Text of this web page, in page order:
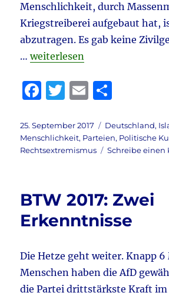
Menschlichkeit, durch
Kriegstreiberei aufgebaut hat,
abzutragen. Es gab keine
…„Viele fühlen sich berufen, …“
weiterlesen
F
c
e
o
k
T
it
te
E
ai
l
le
n
Veröffentlicht
am
25. September 2017 Kategorien
Deutschland,
Menschlichkeit, Parteien, Politische
Rechtsextremismus
Schreibe einen
BTW 2017: Zwei
Erkenntnisse
Die Hetze geht weiter. Knapp
Menschen haben die AfD
die Partei drittstärkste Kraft im